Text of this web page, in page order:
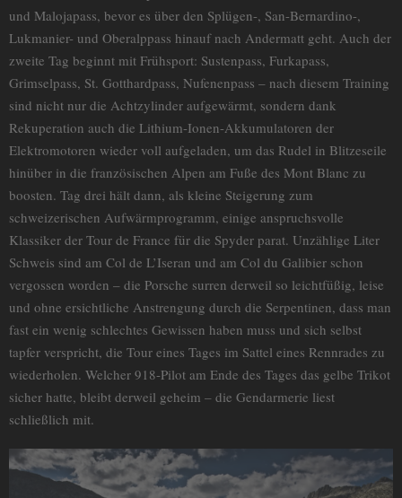
und Malojapass, bevor es über den Splügen-, San-Bernardino-,
Lukmanier- und Oberalppass hinauf nach Andermatt geht. Auch der
zweite Tag beginnt mit Frühsport: Sustenpass, Furkapass,
Grimselpass, St. Gotthardpass, Nufenenpass – nach diesem Training
sind nicht nur die Achtzylinder aufgewärmt, sondern dank
Rekuperation auch die Lithium-Ionen-Akkumulatoren der
Elektromotoren wieder voll aufgeladen, um das Rudel in Blitzeseile
hinüber in die französischen Alpen am Fuße des Mont Blanc zu
boosten. Tag drei hält dann, als kleine Steigerung zum
schweizerischen Aufwärmprogramm, einige anspruchsvolle
Klassiker der Tour de France für die Spyder parat. Unzählige Liter
Schweis sind am Col de L’Iseran und am Col du Galibier schon
vergossen worden – die Porsche surren derweil so leichtfüßig, leise
und ohne ersichtliche Anstrengung durch die Serpentinen, dass man
fast ein wenig schlechtes Gewissen haben muss und sich selbst
tapfer verspricht, die Tour eines Tages im Sattel eines Rennrades zu
wiederholen. Welcher 918-Pilot am Ende des Tages das gelbe Trikot
sicher hatte, bleibt derweil geheim – die Gendarmerie liest
schließlich mit.